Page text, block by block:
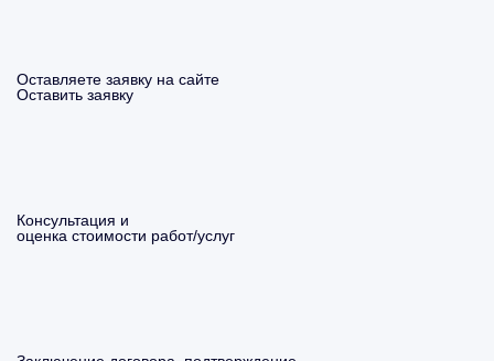
Оставляете заявку на сайте
Оставить заявку
Консультация и
оценка стоимости работ/услуг